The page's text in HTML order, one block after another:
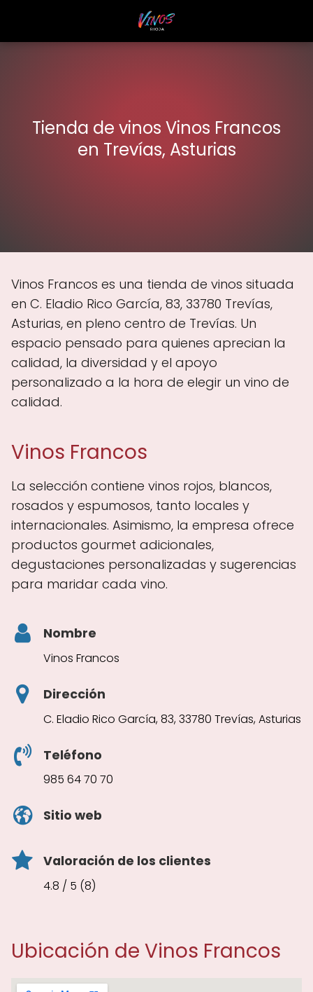
Tienda de vinos Vinos Francos
en Trevías, Asturias
Vinos Francos es una tienda de vinos situada
en C. Eladio Rico García, 83, 33780 Trevías,
Asturias, en pleno centro de Trevías. Un
espacio pensado para quienes aprecian la
calidad, la diversidad y el apoyo
personalizado a la hora de elegir un vino de
calidad.
Vinos Francos
La selección contiene vinos rojos, blancos,
rosados y espumosos, tanto locales y
internacionales. Asimismo, la empresa ofrece
productos gourmet adicionales,
degustaciones personalizadas y sugerencias
para maridar cada vino.
Nombre
Vinos Francos
Dirección
C. Eladio Rico García, 83, 33780 Trevías, Asturias
Teléfono
985 64 70 70
Sitio web
Valoración de los clientes
4.8 / 5 (8)
Ubicación de Vinos Francos